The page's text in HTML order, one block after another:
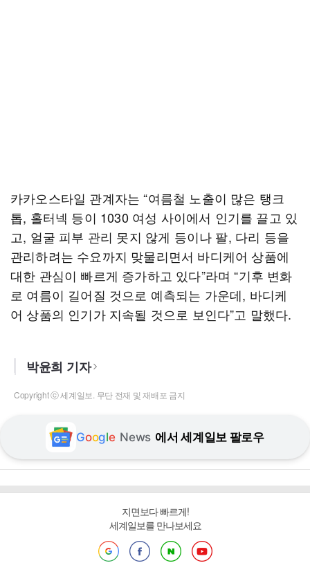
카카오스타일 관계자는 “여름철 노출이 많은 탱크
톱, 홀터넥 등이 1030 여성 사이에서 인기를 끌고 있
고, 얼굴 피부 관리 못지 않게 등이나 팔, 다리 등을
관리하려는 수요까지 맞물리면서 바디케어 상품에
대한 관심이 빠르게 증가하고 있다”라며 “기후 변화
로 여름이 길어질 것으로 예측되는 가운데, 바디케
어 상품의 인기가 지속될 것으로 보인다”고 말했다.
박윤희 기자
Copyright ⓒ 세계일보. 무단 전재 및 재배포 금지
Google News 에서 세계일보 팔로우
지면보다 빠르게!
세계일보를 만나보세요